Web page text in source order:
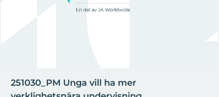
251030_PM Unga vill ha mer